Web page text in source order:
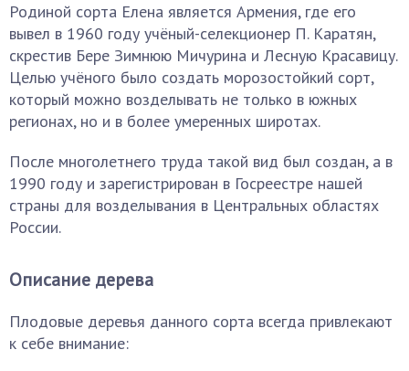
Родиной сорта Елена является Армения, где его
вывел в 1960 году учёный-селекционер П. Каратян,
скрестив Бере Зимнюю Мичурина и Лесную Красавицу.
Целью учёного было создать морозостойкий сорт,
который можно возделывать не только в южных
регионах, но и в более умеренных широтах.
После многолетнего труда такой вид был создан, а в
1990 году и зарегистрирован в Госреестре нашей
страны для возделывания в Центральных областях
России.
Описание дерева
Плодовые деревья данного сорта всегда привлекают
к себе внимание: